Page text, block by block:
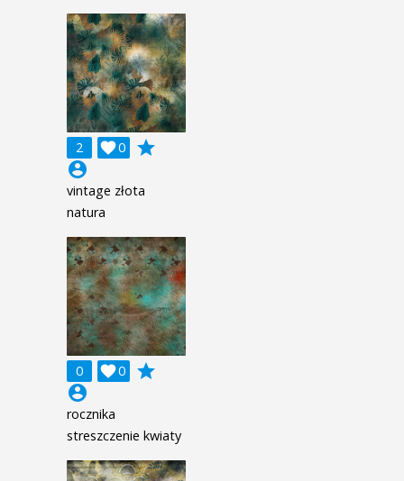
2 0

grade
account_circle
vintage złota
natura
0 0

grade
account_circle
rocznika
streszczenie kwiaty